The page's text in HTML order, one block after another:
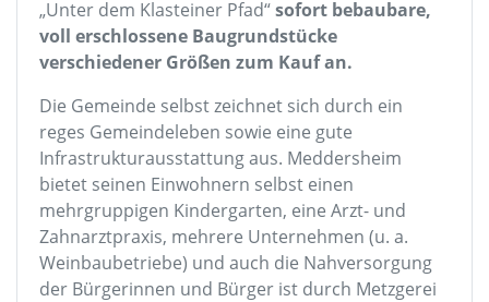
„Unter dem Klasteiner Pfad“sofort bebaubare,
voll erschlossene Baugrundstücke
verschiedener Größen zum Kauf an.
Die Gemeinde selbst zeichnet sich durch ein
reges Gemeindeleben sowie eine gute
Infrastrukturausstattung aus. Meddersheim
bietet seinen Einwohnern selbst einen
mehrgruppigen Kindergarten, eine Arzt- und
Zahnarztpraxis, mehrere Unternehmen (u. a.
Weinbaubetriebe) und auch die Nahversorgung
der Bürgerinnen und Bürger ist durch Metzgerei